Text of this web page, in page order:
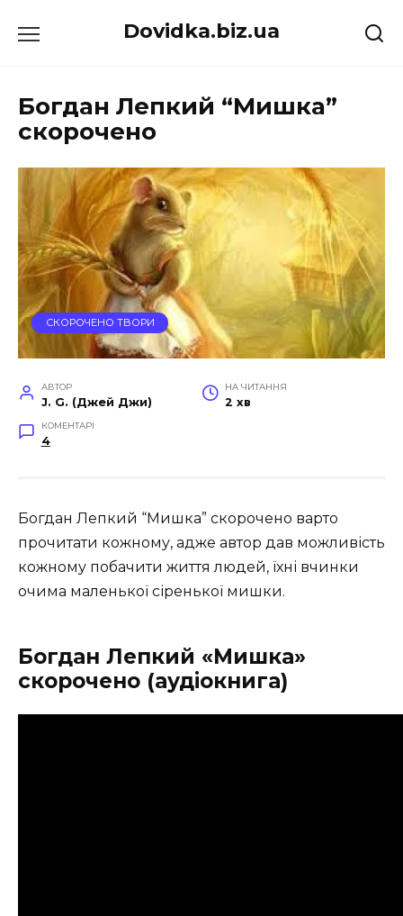
до
Dovidka.biz.ua
Богдан Лепкий “Мишка”
скорочено
СКОРОЧЕНО ТВОРИ
АВТОР
J. G. (Джей Джи)
НА ЧИТАННЯ
2 хв
КОМЕНТАРІ
4
Богдан Лепкий “Мишка” скорочено варто
прочитати кожному, адже автор дав можливість
кожному побачити життя людей, їхні вчинки
очима маленької сіренької мишки.
Богдан Лепкий «Мишка»
скорочено (аудіокнига)